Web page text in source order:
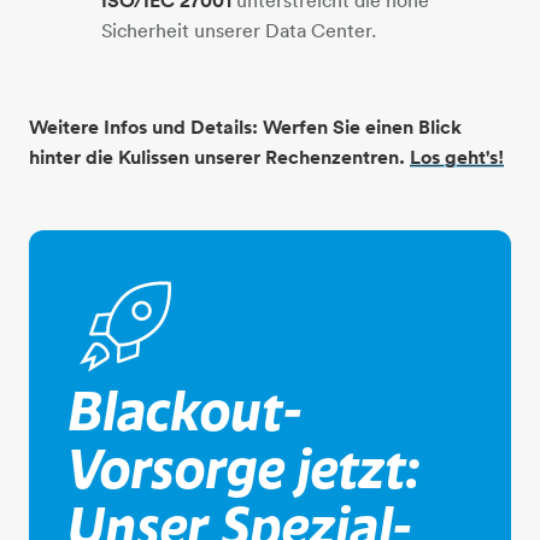
Sicherheit unserer Data Center.
Weitere Infos und Details: Werfen Sie einen Blick
hinter die Kulissen unserer Rechenzentren. Los geht's!
Blackout-
Vorsorge jetzt: